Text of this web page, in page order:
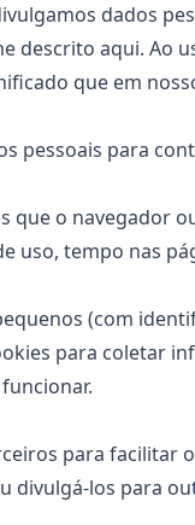
dados
descrito aqui. Ao
que em
pessoais para
que o navegador
uso, tempo nas
(com
para coletar
para facilitar
divulgá-los para